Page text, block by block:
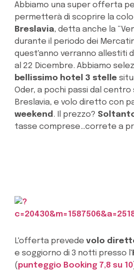
Abbiamo una super offerta
permetterà di scoprire la
Breslavia, detta anche la
durante il periodo dei
quest'anno verranno allestiti
al 22 Dicembre. Abbiamo
bellissimo hotel 3 stelle
Oder, a pochi passi dal centro
Breslavia, e volo diretto con
weekend . Il prezzo?
tasse comprese…correte a
L'offerta prevede volo
e soggiorno di 3 notti presso l'
(punteggio Booking 7,8 su 10